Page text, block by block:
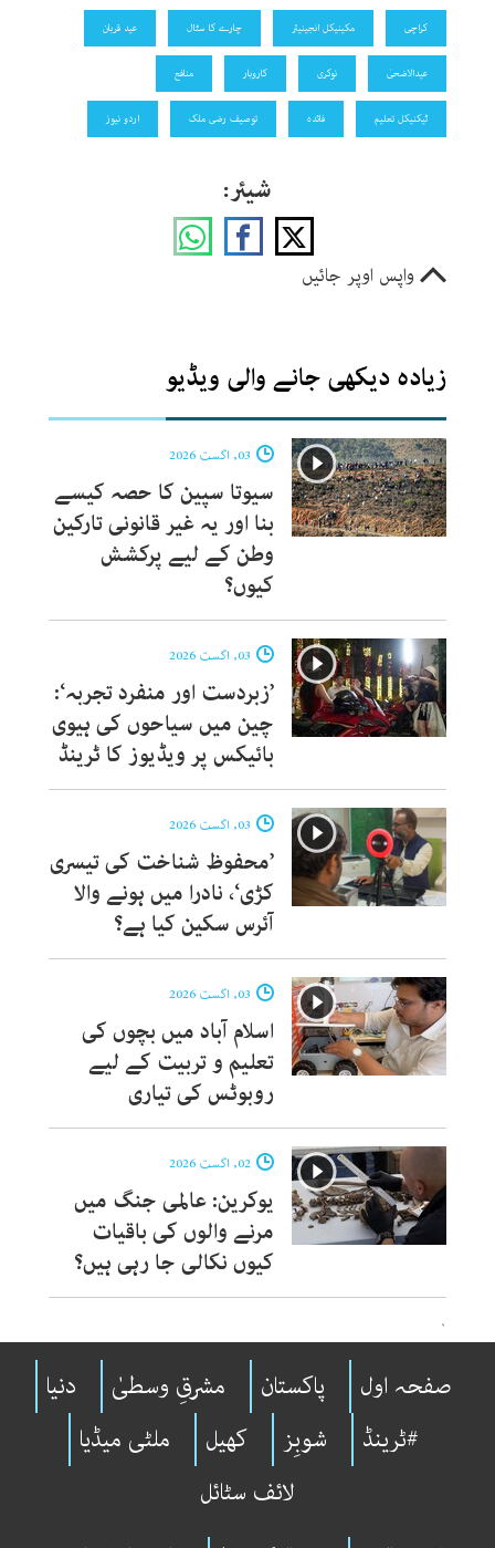
کراچی مکینیکل انجینیئر چارے کا سٹال عید قربان
عیدالاضحیٰ نوکری کاروبار منافع
ٹیکنیکل تعلیم فائدہ توصیف رضی ملک اردو نیوز
شیئر:
واپس اوپر جائیں
زیادہ دیکھی جانے والی ویڈیو
03, اگست 2026
سیوتا سپین کا حصہ کیسے
بنا اور یہ غیر قانونی تارکین
وطن کے لیے پرکشش
کیوں؟
03, اگست 2026
’زبردست اور منفرد تجربہ‘:
چین میں سیاحوں کی ہیوی
بائیکس پر ویڈیوز کا ٹرینڈ
03, اگست 2026
’محفوظ شناخت کی تیسری
کڑی‘، نادرا میں ہونے والا
آئرس سکین کیا ہے؟
03, اگست 2026
اسلام آباد میں بچوں کی
تعلیم و تربیت کے لیے
روبوٹس کی تیاری
02, اگست 2026
یوکرین: عالمی جنگ میں
مرنے والوں کی باقیات
کیوں نکالی جا رہی ہیں؟
`
صفحہ اول پاکستان مشرقِ وسطیٰ
دنیا
#ٹرینڈ
شوبِز کھیل
ملٹی میڈیا
لائف سٹائل